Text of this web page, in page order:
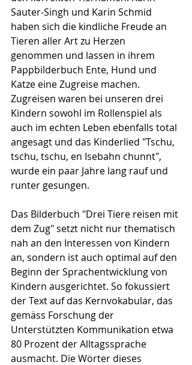
Sauter-Singh und Karin Schmid
haben sich die kindliche Freude an
Tieren aller Art zu Herzen
genommen und lassen in ihrem
Pappbilderbuch Ente, Hund und
Katze eine Zugreise machen.
Zugreisen waren bei unseren drei
Kindern sowohl im Rollenspiel als
auch im echten Leben ebenfalls total
angesagt und das Kinderlied "Tschu,
tschu, tschu, en Isebahn chunnt",
wurde ein paar Jahre lang rauf und
runter gesungen.
Das Bilderbuch "Drei Tiere reisen mit
dem Zug" setzt nicht nur thematisch
nah an den Interessen von Kindern
an, sondern ist auch optimal auf den
Beginn der Sprachentwicklung von
Kindern ausgerichtet. So fokussiert
der Text auf das Kernvokabular, das
gemäss Forschung der
Unterstützten Kommunikation etwa
80 Prozent der Alltagssprache
ausmacht. Die Wörter dieses